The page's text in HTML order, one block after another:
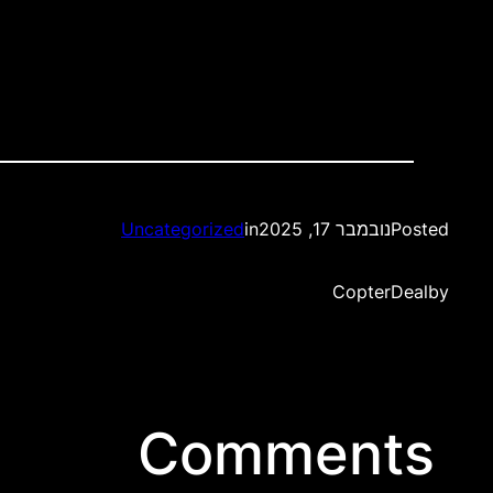
Postedנובמבר 17, 2025 in
Uncategorized
by
CopterDeal
Comments